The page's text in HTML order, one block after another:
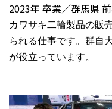
2023年 卒業／群馬県
カワサキ二輪製品の販
られる仕事です。群自
が役立っています。